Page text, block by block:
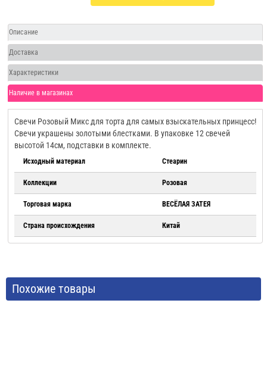
Описание
Доставка
Характеристики
Наличие в магазинах
Свечи Розовый Микс для торта для самых взыскательных принцесс!
Свечи украшены золотыми блестками. В упаковке 12 свечей
высотой 14см, подставки в комплекте.
Исходный материал Стеарин
Коллекции Розовая
Торговая марка ВЕСЁЛАЯ ЗАТЕЯ
Страна происхождения Китай
Похожие товары